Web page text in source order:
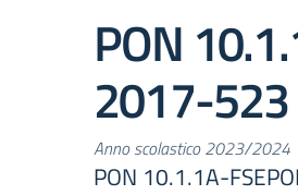
PON
2017-523
Anno scolastico 2023/2024
PON 10.1.1A-